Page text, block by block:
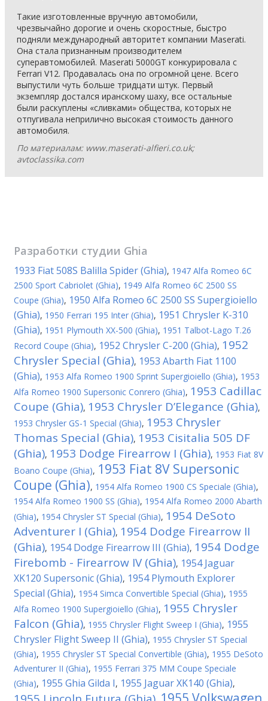
Такие изготовленные вручную автомобили,
чрезвычайно дорогие и очень скоростные, быстро
подняли международный авторитет компании Maserati.
Она стала признанным производителем
суперавтомобилей. Maserati 5000GT конкурировала с
Ferrari V12. Продавалась она по огромной цене. Всего
выпустили чуть больше тридцати штук. Первый
экземпляр достался иранскому шаху, все остальные
были раскуплены «сливками» общества, которых не
отпугивала неприлично высокая стоимость данного
автомобиля.
По материалам: www.maserati-alfieri.co.uk;
avtoclassika.com
Разработки студии Ghia
1933 Fiat 508S Balilla Spider (Ghia), 1947 Alfa Romeo 6C
2500 Sport Cabriolet (Ghia), 1949 Alfa Romeo 6C 2500 SS
Coupe (Ghia), 1950 Alfa Romeo 6C 2500 SS Supergioiello
(Ghia), 1950 Ferrari 195 Inter (Ghia), 1951 Chrysler K-310
(Ghia), 1951 Plymouth XX-500 (Ghia), 1951 Talbot-Lago T.26
Record Coupe (Ghia), 1952 Chrysler C-200 (Ghia), 1952
Chrysler Special (Ghia), 1953 Abarth Fiat 1100
(Ghia), 1953 Alfa Romeo 1900 Sprint Supergioiello (Ghia), 1953
Alfa Romeo 1900 Supersonic Conrero (Ghia), 1953 Cadillac
Coupe (Ghia), 1953 Chrysler D’Elegance (Ghia),
1953 Chrysler GS-1 Special (Ghia), 1953 Chrysler
Thomas Special (Ghia), 1953 Cisitalia 505 DF
(Ghia), 1953 Dodge Firearrow I (Ghia), 1953 Fiat 8V
Boano Coupe (Ghia), 1953 Fiat 8V Supersonic
Coupe (Ghia), 1954 Alfa Romeo 1900 CS Speciale (Ghia),
1954 Alfa Romeo 1900 SS (Ghia), 1954 Alfa Romeo 2000 Abarth
(Ghia), 1954 Chrysler ST Special (Ghia), 1954 DeSoto
Adventurer I (Ghia), 1954 Dodge Firearrow II
(Ghia), 1954 Dodge Firearrow III (Ghia), 1954 Dodge
Firebomb - Firearrow IV (Ghia), 1954 Jaguar
XK120 Supersonic (Ghia), 1954 Plymouth Explorer
Special (Ghia), 1954 Simca Convertible Special (Ghia), 1955
Alfa Romeo 1900 Supergioiello (Ghia), 1955 Chrysler
Falcon (Ghia), 1955 Chrysler Flight Sweep I (Ghia), 1955
Chrysler Flight Sweep II (Ghia), 1955 Chrysler ST Special
(Ghia), 1955 Chrysler ST Special Convertible (Ghia), 1955 DeSoto
Adventurer II (Ghia), 1955 Ferrari 375 MM Coupe Speciale
(Ghia), 1955 Ghia Gilda I, 1955 Jaguar XK140 (Ghia),